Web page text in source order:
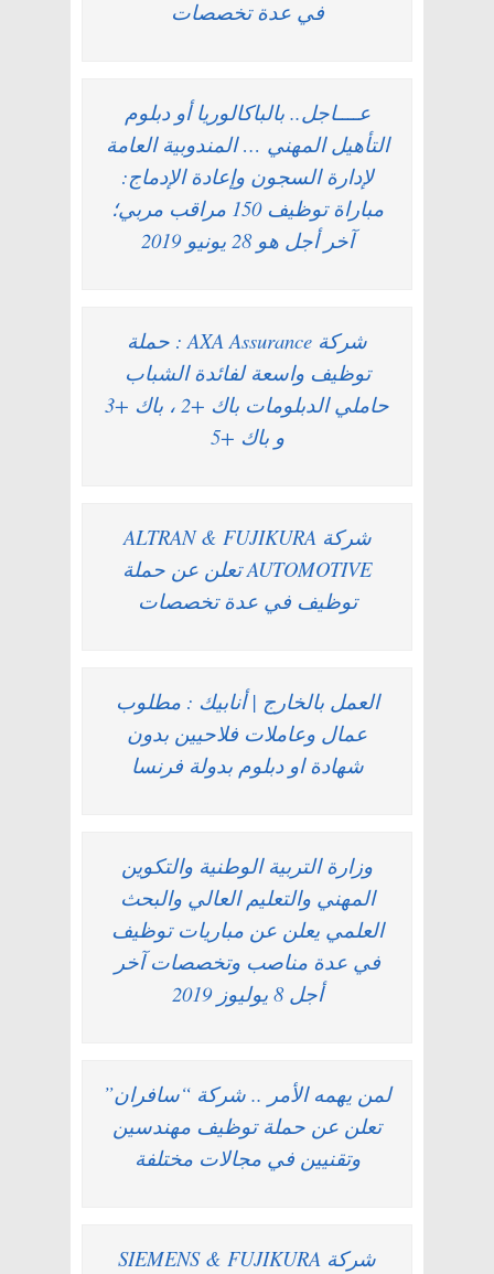
في عدة تخصصات
عــــاجل.. بالباكالوريا أو دبلوم
التأهيل المهني … المندوبية العامة
لإدارة السجون وإعادة الإدماج:
مباراة توظيف 150 مراقب مربي؛
آخر أجل هو 28 يونيو 2019
شركة AXA Assurance : حملة
توظيف واسعة لفائدة الشباب
حاملي الدبلومات باك +2 ، باك +3
و باك +5
شركة ALTRAN & FUJIKURA
AUTOMOTIVE تعلن عن حملة
توظيف في عدة تخصصات
العمل بالخارج | أنابيك : مطلوب
عمال وعاملات فلاحيين بدون
شهادة او دبلوم بدولة فرنسا
وزارة التربية الوطنية والتكوين
المهني والتعليم العالي والبحث
العلمي يعلن عن مباريات توظيف
في عدة مناصب وتخصصات آخر
أجل 8 يوليوز 2019
لمن يهمه الأمر .. شركة “سافران”
تعلن عن حملة توظيف مهندسين
وتقنيين في مجالات مختلفة
شركة SIEMENS & FUJIKURA